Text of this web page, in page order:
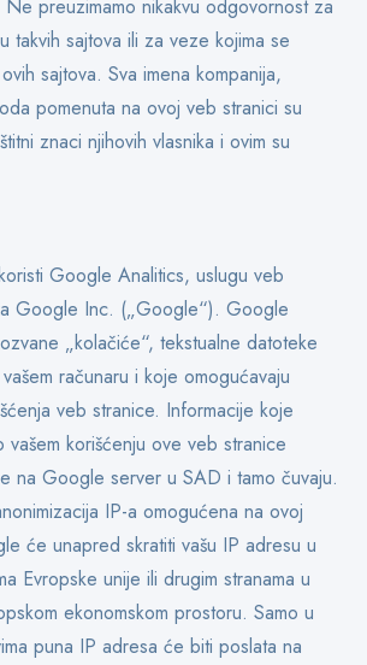
preuzimamo nikakvu odgovornost za
takvih sajtova ili za veze kojima se
sajtova. Sva imena kompanija,
pomenuta na ovoj veb stranici su
znaci njihovih vlasnika i ovim su
Google Analitics, uslugu veb
Google Inc. („Google“). Google
„kolačiće“, tekstualne datoteke
računaru i koje omogućavaju
veb stranice. Informacije koje
korišćenju ove veb stranice
na Google server u SAD i tamo čuvaju.
IP-a omogućena na ovoj
će unapred skratiti vašu IP adresu u
Evropske unije ili drugim stranama u
ekonomskom prostoru. Samo u
puna IP adresa će biti poslata na